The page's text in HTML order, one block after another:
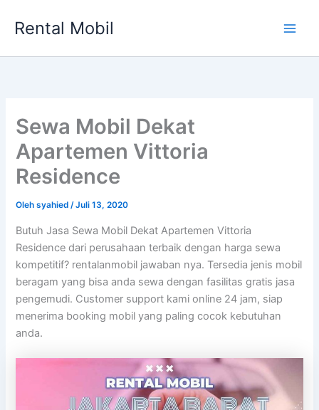
Rental Mobil
Sewa Mobil Dekat
Apartemen Vittoria
Residence
Olehsyahied/Juli 13, 2020
Butuh Jasa Sewa Mobil Dekat Apartemen Vittoria
Residence dari perusahaan terbaik dengan harga sewa
kompetitif? rentalanmobil jawaban nya. Tersedia jenis mobil
beragam yang bisa anda sewa dengan fasilitas gratis jasa
pengemudi. Customer support kami online 24 jam, siap
menerima booking mobil yang paling cocok kebutuhan
anda.